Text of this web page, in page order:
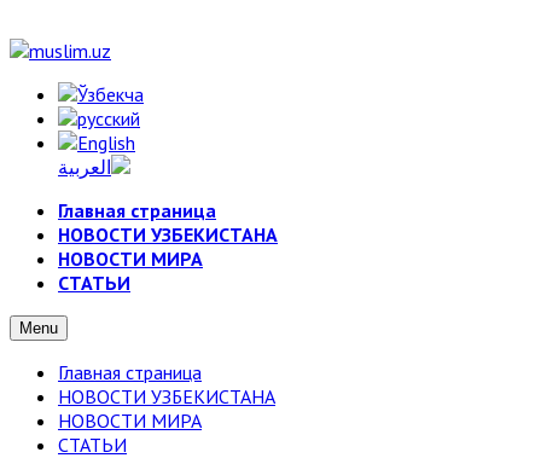
Главная страница
НОВОСТИ УЗБЕКИСТАНА
НОВОСТИ МИРА
СТАТЬИ
Menu
Главная страница
НОВОСТИ УЗБЕКИСТАНА
НОВОСТИ МИРА
СТАТЬИ